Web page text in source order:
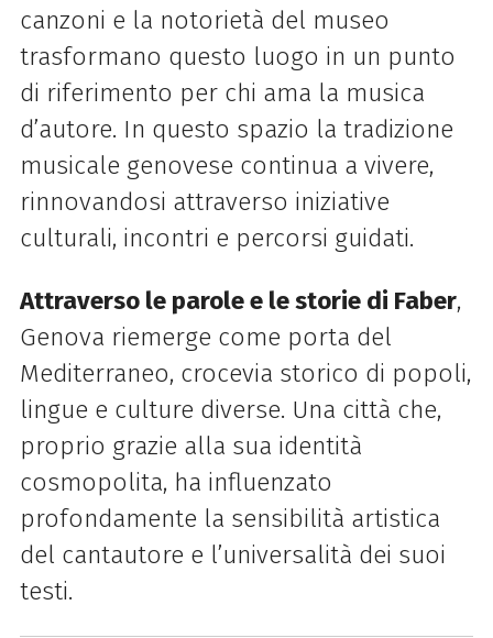
canzoni e la notorietà del museo
trasformano questo luogo in un punto
di riferimento per chi ama la musica
d’autore. In questo spazio la tradizione
musicale genovese continua a vivere,
rinnovandosi attraverso iniziative
culturali, incontri e percorsi guidati.
Attraverso le parole e le storie di Faber,
Genova riemerge come porta del
Mediterraneo, crocevia storico di popoli,
lingue e culture diverse. Una città che,
proprio grazie alla sua identità
cosmopolita, ha influenzato
profondamente la sensibilità artistica
del cantautore e l’universalità dei suoi
testi.